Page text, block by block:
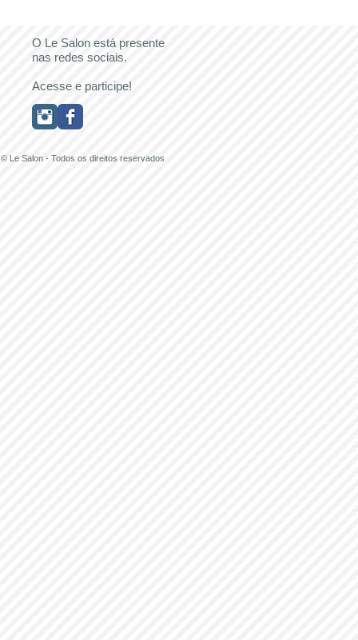
O Le Salon está presente
nas redes sociais.
Acesse e participe!
© Le Salon - Todos os direitos reservados